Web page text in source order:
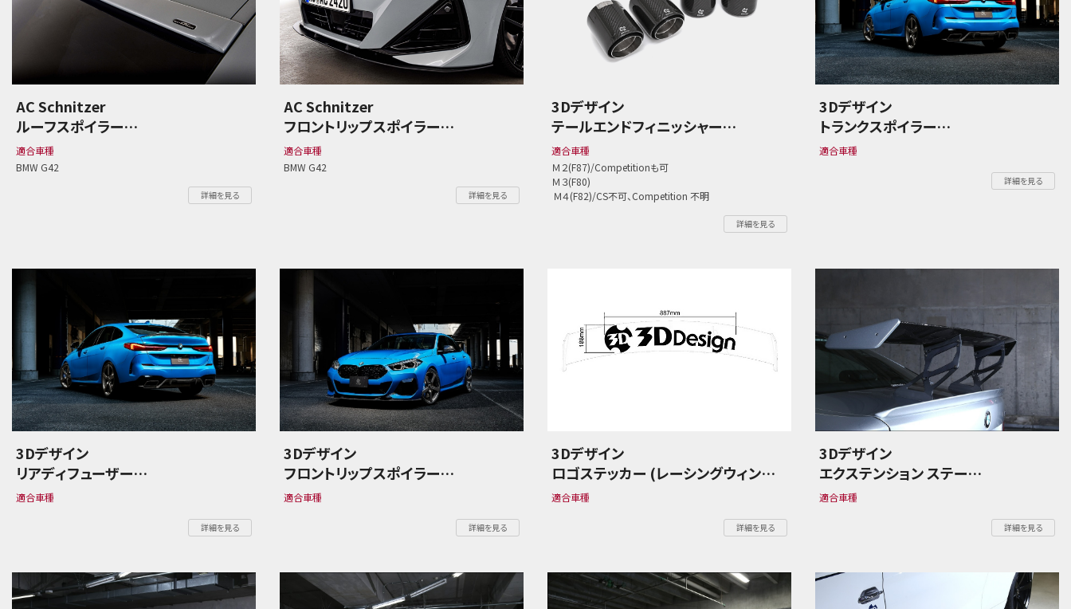
AC Schnitzer
ルーフスポイラー
BMW G42 2シリーズ
適合車種
BMW G42
詳細を見る
AC Schnitzer
フロントリップスポイラー
BMW G42 2シリーズ
適合車種
BMW G42
詳細を見る
3Dデザイン
テールエンドフィニッシャー
ø90ｘ4テール 4本セット
BMW M2/M3/M4
適合車種
Ｍ２(F87)/Competitionも可
Ｍ３(F80)
Ｍ４(F82)/CS不可、Competition 不明
詳細を見る
3Dデザイン
トランクスポイラー
BMW 2シリーズ F44 M235i
適合車種
詳細を見る
3Dデザイン
リアディフューザー
BMW 2シリーズ F44 M235i
適合車種
詳細を見る
3Dデザイン
フロントリップスポイラー
BMW 2シリーズ F44 M235i
適合車種
詳細を見る
3Dデザイン
ロゴステッカー (レーシングウィング
用)
適合車種
詳細を見る
3Dデザイン
エクステンション ステー
BMW 2シリーズ F87 M2
適合車種
詳細を見る